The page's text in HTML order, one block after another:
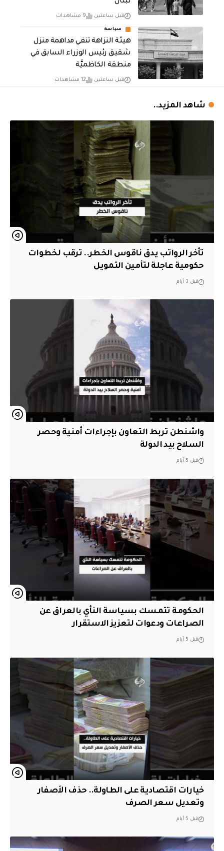
لبنان
قبل ساعتين 9 مشاهدات
سياسة
هيئة النزاهة تنفي مداهمة منزل
شقيق رئيس الوزراء السابق في
منطقة الكاظميَّة
قبل ساعتين 12 مشاهدات
شاهد المزيد..
تأخر الرواتب يدق ناقوس الخطر.. ترقب لخطوات
حكومية عاجلة لتأمين التمويل
قبل 3 أيام
واشنطن تربط التعاون بإجراءات أمنية وحصر
السلاح بيد الدولة
قبل 5 أيام
الحكومة تتمسك بسياسة النأي بالعراق عن
الصراعات ودعوات لتعزيز الاستقرار
قبل 5 أيام
خيارات اقتصادية على الطاولة.. حذف الأصفار
وتعديل سعر الصرف
قبل 5 أيام